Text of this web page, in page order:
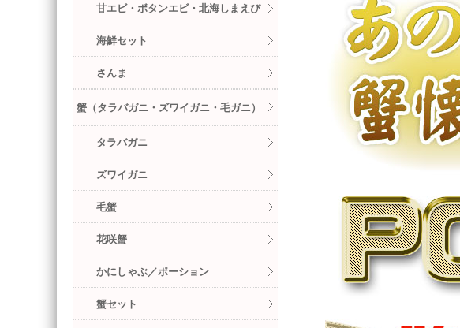
甘エビ・ボタンエビ・北海しまえび
海鮮セット
さんま
蟹（タラバガニ・ズワイガニ・毛ガニ）
タラバガニ
ズワイガニ
毛蟹
花咲蟹
かにしゃぶ／ポーション
蟹セット